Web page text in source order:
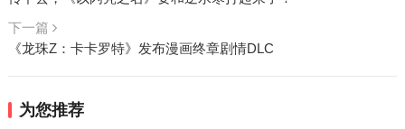
下一篇
《龙珠Z：卡卡罗特》发布漫画终章剧情DLC
为您推荐